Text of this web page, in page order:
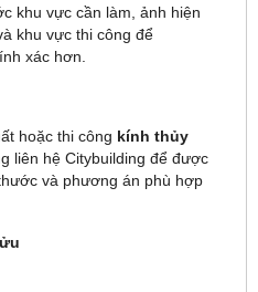
khu vực cần làm, ảnh hiện
khu vực thi công để
xác hơn.
hoặc thi công kính thủy
liên hệ Citybuilding để được
và phương án phù hợp